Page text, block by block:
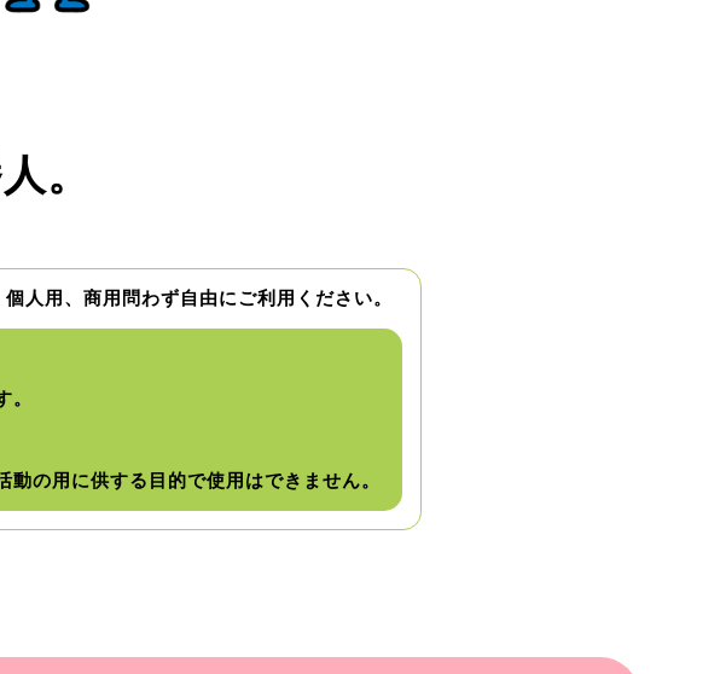
。
個人用、商用問わず自由にご利用ください。
。
の用に供する目的で使用はできません。